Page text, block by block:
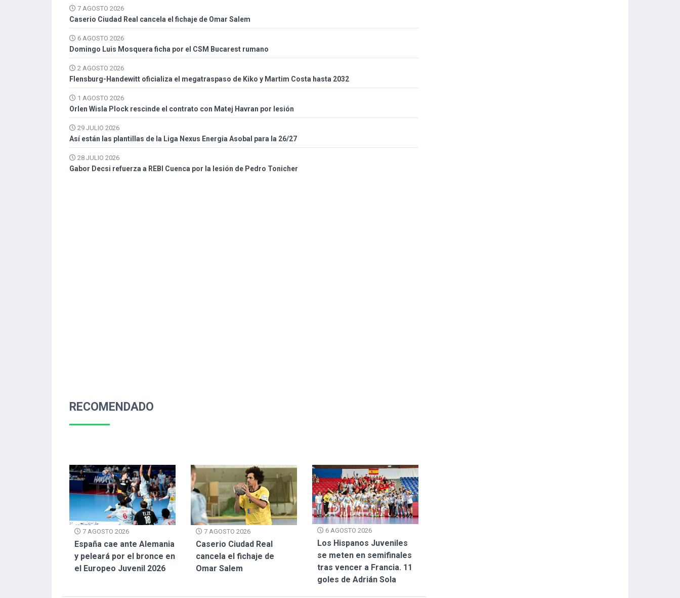
7 AGOSTO 2026
Caserio Ciudad Real cancela el fichaje de Omar Salem
6 AGOSTO 2026
Domingo Luis Mosquera ficha por el CSM Bucarest rumano
2 AGOSTO 2026
Flensburg-Handewitt oficializa el megatraspaso de Kiko y Martim Costa hasta 2032
1 AGOSTO 2026
Orlen Wisla Plock rescinde el contrato con Matej Havran por lesión
29 JULIO 2026
Así están las plantillas de la Liga Nexus Energia Asobal para la 26/27
28 JULIO 2026
Gabor Decsi refuerza a REBI Cuenca por la lesión de Pedro Tonicher
RECOMENDADO
7 AGOSTO 2026
España cae ante Alemania
y peleará por el bronce en
el Europeo Juvenil 2026
7 AGOSTO 2026
Caserio Ciudad Real
cancela el fichaje de
Omar Salem
6 AGOSTO 2026
Los Hispanos Juveniles
se meten en semifinales
tras vencer a Francia. 11
goles de Adrián Sola